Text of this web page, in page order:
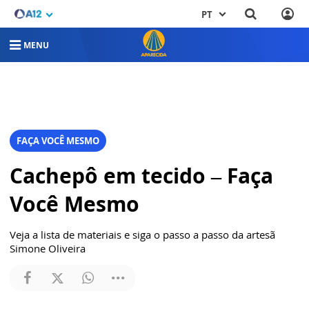
PT
MENU
FAÇA VOCÊ MESMO
Cachepô em tecido – Faça
Você Mesmo
Veja a lista de materiais e siga o passo a passo da artesã
Simone Oliveira